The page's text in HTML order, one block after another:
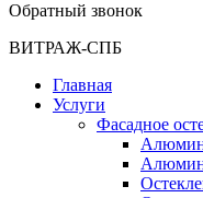
Обратный звонок
ВИТРАЖ-СПБ
Главная
Услуги
Фасадное